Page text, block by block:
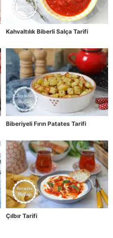
Kahvaltılık Biberli Salça Tarifi
Biberiyeli Fırın Patates Tarifi
Çılbır Tarifi